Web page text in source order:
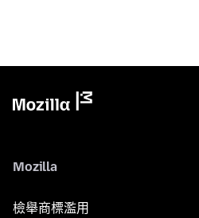
Mozilla
檢舉商標濫用